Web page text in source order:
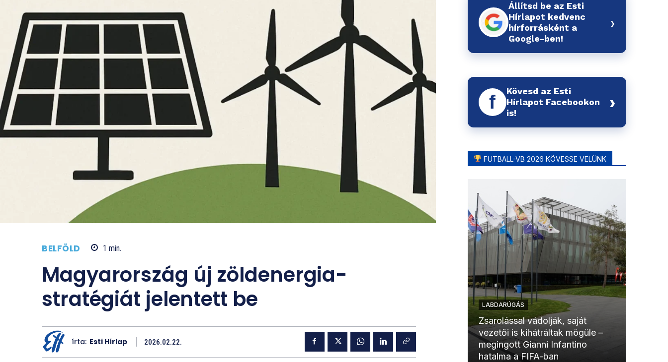
BELFÖLD 1 min.
Magyarország új zöldenergia-
stratégiát jelentett be
írta: Esti Hírlap 2026.02.22.
Állítsd be az Esti
Hírlapot kedvenc
hírforrásként a
Google-ben!
›
f
Kövesd az Esti
Hírlapot Facebookon
is!
›
FUTBALL-VB 2026 KÖVESSE VELÜNK
LABDARÚGÁS
Zsarolással vádolják, saját
vezetői is kihátráltak mögüle –
megingott Gianni Infantino
hatalma a FIFA-ban